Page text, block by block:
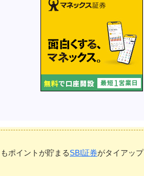
ポイントが貯まるSBI証券がタイアップ